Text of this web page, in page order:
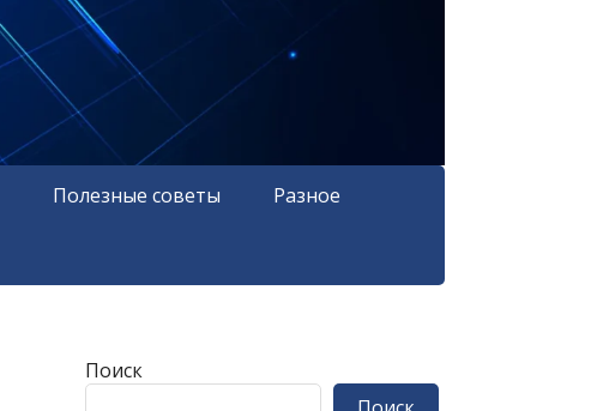
Полезные советы Разное
Поиск